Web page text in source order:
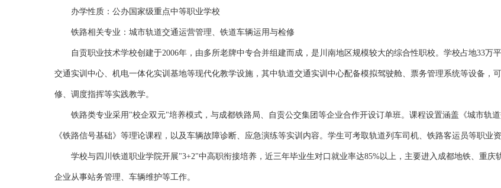
办学性质：公办国家级重点中等职业学校
铁路相关专业：城市轨道交通运营管理、铁道车辆运用与检修
自贡职业技术学校创建于2006年，由多所老牌中专合并组建而成，是川南地区规模较大的综合性职校。学校占地33万
交通实训中心、机电一体化实训基地等现代化教学设施，其中轨道交通实训中心配备模拟驾驶舱、票务管理系统等设备，
修、调度指挥等实践教学。
铁路类专业采用"校企双元"培养模式，与成都铁路局、自贡公交集团等企业合作开设订单班。课程设置涵盖《城市轨道
《铁路信号基础》等理论课程，以及车辆故障诊断、应急演练等实训内容。学生可考取轨道列车司机、铁路客运员等职业资
学校与四川铁道职业学院开展"3+2"中高职衔接培养，近三年毕业生对口就业率达85%以上，主要进入成都地铁、重庆
企业从事站务管理、车辆维护等工作。